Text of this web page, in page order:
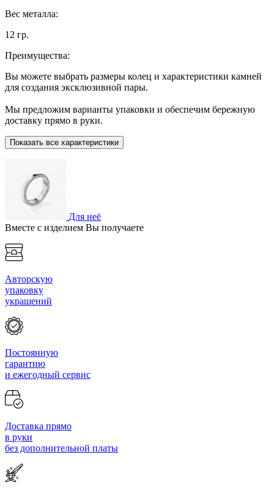
Вес металла:
12 гр.
Преимущества:
Вы можете выбрать размеры колец и характеристики камней
для создания эксклюзивной пары.
Мы предложим варианты упаковки и обеспечим бережную
доставку прямо в руки.
Показать все характеристики
Для неё
Вместе с изделием Вы получаете
Авторскую
упаковку
украшений
Постоянную
гарантию
и ежегодный сервис
Доставка прямо
в руки
без дополнительной платы